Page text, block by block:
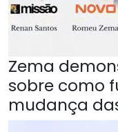
Zema
sobre como
mudança